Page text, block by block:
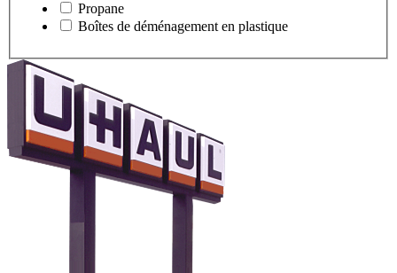
Propane
Boîtes de déménagement en plastique